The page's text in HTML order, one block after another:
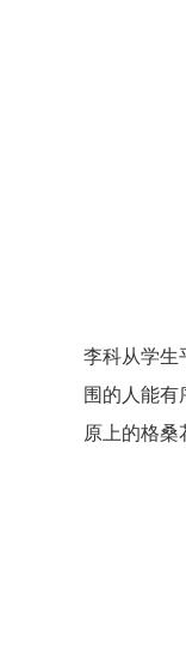
李科从学生
围的人能
原上的格桑